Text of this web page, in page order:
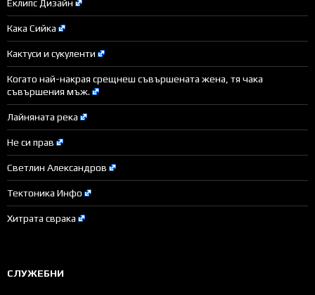
Еклипс Дизайн
Кака Сийка
Кактуси и сукуленти
Когато най-накрая срещнеш съвършената жена, тя чака
съвършения мъж.
Лайняната река
Не си прав
Светлин Александров
Тектоника Инфо
Хитрата сврака
СЛУЖЕБНИ